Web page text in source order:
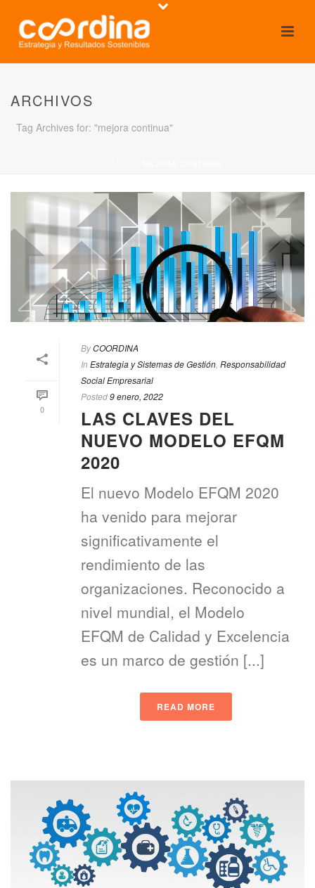
ARCHIVOS
Tag Archives for: "mejora continua"
0
ByCOORDINA
In Estrategia y Sistemas de Gestión Responsabilidad
Social Empresarial
Posted9 enero, 2022
LAS CLAVES DEL
NUEVO MODELO EFQM
2020
El nuevo Modelo EFQM 2020
ha venido para mejorar
significativamente el
rendimiento de las
organizaciones. Reconocido a
nivel mundial, el Modelo
EFQM de Calidad y Excelencia
es un marco de gestión [...]
READ MORE